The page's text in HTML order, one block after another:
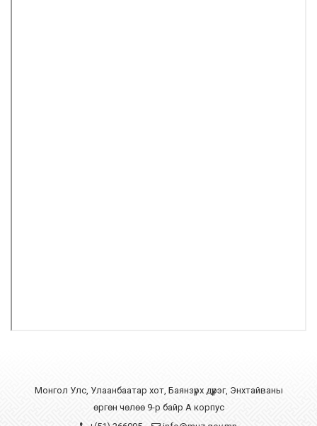
Монгол Улс, Улаанбаатар хот, Баянзүрх дүүрэг, Энхтайваны
өргөн чөлөө 9-р байр А корпус